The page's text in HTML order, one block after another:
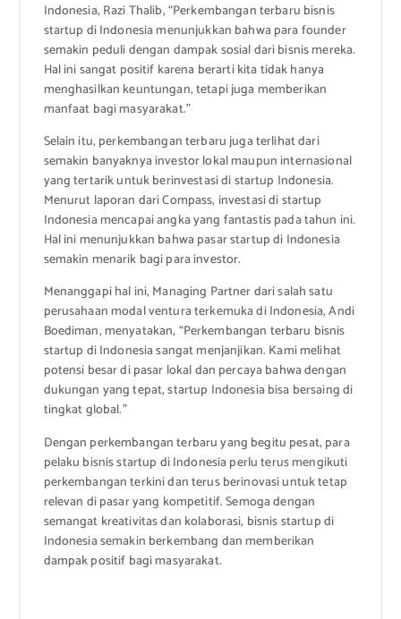
Indonesia, Razi Thalib, “Perkembangan terbaru bisnis
startup di Indonesia menunjukkan bahwa para founder
semakin peduli dengan dampak sosial dari bisnis mereka.
Hal ini sangat positif karena berarti kita tidak hanya
menghasilkan keuntungan, tetapi juga memberikan
manfaat bagi masyarakat.”
Selain itu, perkembangan terbaru juga terlihat dari
semakin banyaknya investor lokal maupun internasional
yang tertarik untuk berinvestasi di startup Indonesia.
Menurut laporan dari Compass, investasi di startup
Indonesia mencapai angka yang fantastis pada tahun ini.
Hal ini menunjukkan bahwa pasar startup di Indonesia
semakin menarik bagi para investor.
Menanggapi hal ini, Managing Partner dari salah satu
perusahaan modal ventura terkemuka di Indonesia, Andi
Boediman, menyatakan, “Perkembangan terbaru bisnis
startup di Indonesia sangat menjanjikan. Kami melihat
potensi besar di pasar lokal dan percaya bahwa dengan
dukungan yang tepat, startup Indonesia bisa bersaing di
tingkat global.”
Dengan perkembangan terbaru yang begitu pesat, para
pelaku bisnis startup di Indonesia perlu terus mengikuti
perkembangan terkini dan terus berinovasi untuk tetap
relevan di pasar yang kompetitif. Semoga dengan
semangat kreativitas dan kolaborasi, bisnis startup di
Indonesia semakin berkembang dan memberikan
dampak positif bagi masyarakat.